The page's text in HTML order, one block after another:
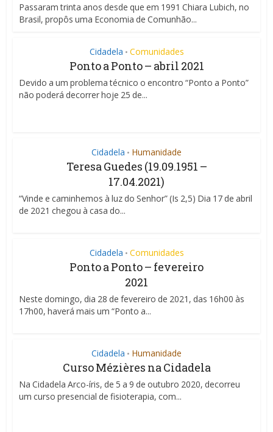
Passaram trinta anos desde que em 1991 Chiara Lubich, no
Brasil, propôs uma Economia de Comunhão...
Cidadela • Comunidades
Ponto a Ponto – abril 2021
Devido a um problema técnico o encontro “Ponto a Ponto”
não poderá decorrer hoje 25 de...
Cidadela • Humanidade
Teresa Guedes (19.09.1951 –
17.04.2021)
“Vinde e caminhemos à luz do Senhor” (Is 2,5) Dia 17 de abril
de 2021 chegou à casa do...
Cidadela • Comunidades
Ponto a Ponto – fevereiro
2021
Neste domingo, dia 28 de fevereiro de 2021, das 16h00 às
17h00, haverá mais um “Ponto a...
Cidadela • Humanidade
Curso Mézières na Cidadela
Na Cidadela Arco-íris, de 5 a 9 de outubro 2020, decorreu
um curso presencial de fisioterapia, com...